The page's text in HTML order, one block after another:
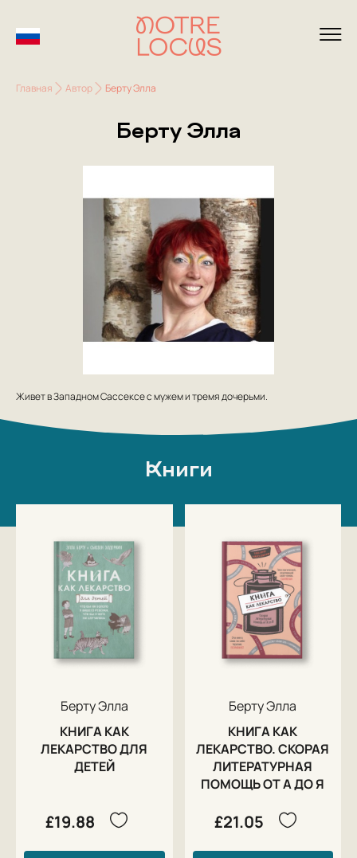
Главная Автор Берту Элла
Берту Элла
Живет в Западном Сассексе с мужем и тремя дочерьми.
Книги
Берту Элла
КНИГА КАК
ЛЕКАРСТВО ДЛЯ
ДЕТЕЙ
£19.88
Берту Элла
КНИГА КАК
ЛЕКАРСТВО. СКОРАЯ
ЛИТЕРАТУРНАЯ
ПОМОЩЬ ОТ А ДО Я
£21.05